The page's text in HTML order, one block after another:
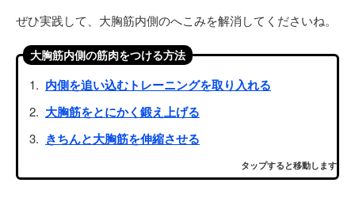
ぜひ実践して、大胸筋内側のへこみを解消してくださいね。
大胸筋内側の筋肉をつける方法
内側を追い込むトレーニングを取り入れる
大胸筋をとにかく鍛え上げる
きちんと大胸筋を伸縮させる
タップすると移動します